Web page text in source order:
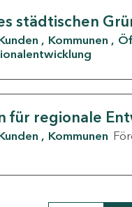
städtischen
Kommunen
für regionale
Kommunen